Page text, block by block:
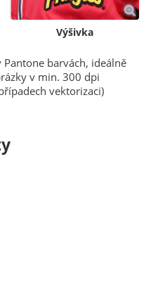
Výšivka
Pantone barvách, ideálně
v min. 300 dpi
vektorizaci)